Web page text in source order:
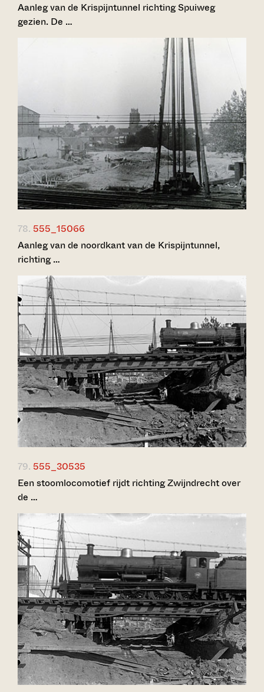
Aanleg van de Krispijntunnel richting Spuiweg
gezien. De …
78. 555_15066
Aanleg van de noordkant van de Krispijntunnel,
richting …
79. 555_30535
Een stoomlocomotief rijdt richting Zwijndrecht over
de …